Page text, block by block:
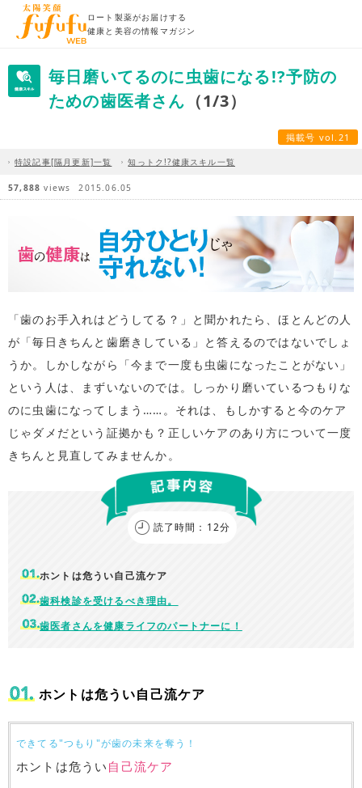
ロート製薬がお届けする
健康と美容の情報マガジン
毎日磨いてるのに虫歯になる!?予防の
ための歯医者さん （1/3）
掲載号 vol.21
特設記事[隔月更新]一覧 知っトク!?健康スキル一覧
57,888 views 2015.06.05
「歯のお手入れはどうしてる？」と聞かれたら、ほとんどの人
が「毎日きちんと歯磨きしている」と答えるのではないでしょ
うか。しかしながら「今まで一度も虫歯になったことがない」
という人は、まずいないのでは。しっかり磨いているつもりな
のに虫歯になってしまう……。それは、もしかすると今のケア
じゃダメだという証拠かも？正しいケアのあり方について一度
きちんと見直してみませんか。
ホントは危うい自己流ケア
歯科検診を受けるべき理由。
歯医者さんを健康ライフのパートナーに！
読了時間：12分
ホントは危うい自己流ケア
できてる"つもり"が歯の未来を奪う！
ホントは危うい 自己流ケア